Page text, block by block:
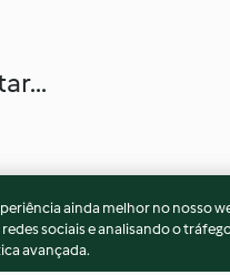
ainda melhor no nosso
sociais e analisando o
avançada.